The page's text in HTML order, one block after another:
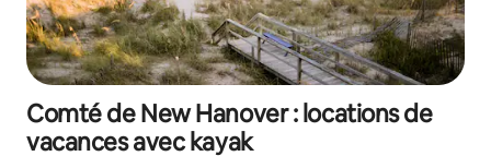
Comté de New Hanover : locations de
vacances avec kayak